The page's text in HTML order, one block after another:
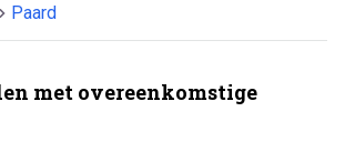
Paard
met overeenkomstige